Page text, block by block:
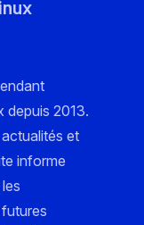
depuis 2013.
et
informe